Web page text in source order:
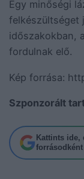
Egy minőségi
felkészültséget
időszakokban,
fordulnak elő.
Kép forrása:
Szponzorált
Kattints ide,